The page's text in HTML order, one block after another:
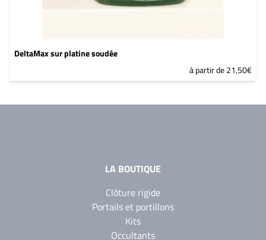
DeltaMax sur platine soudée
à partir de 21,50€
LA BOUTIQUE
Clôture rigide
Portails et portillons
Kits
Occultants